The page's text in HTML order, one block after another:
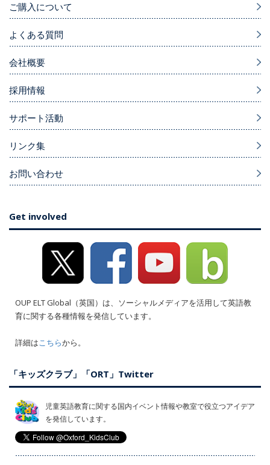
ご購入について
よくある質問
会社概要
採用情報
サポート活動
リンク集
お問い合わせ
Get involved
OUP ELT Global（英国）は、ソーシャルメディアを活用して英語教
育に関する各種情報を発信しています。
詳細はこちらから。
「キッズクラブ」「ORT」Twitter
児童英語教育に関する国内イベント情報や教室で役立つアイデア
を発信しています。